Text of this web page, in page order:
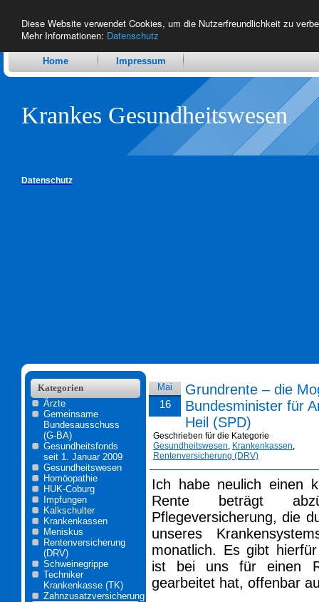
Diese Website verwendet Cookies, um die Nutzerfreundlichkeit zu
Mehr Informationen: Datenschutz
Home Impressum
Krankes Gesundheitswesen
Datenschutz
Kategorien
Ärzte
Gemeinsame
Bundesausschuss
(G-BA)
Gesundheitsfonds
seit 1. Januar 2009
Gesundheitswesen
Homöopathie
HUK-Coburg
Impfungen
Kalkschulter
Krankenkassen
Meniskus
Rentenversicherung
(DRV)
Schweinegrippe
Techniker
Krankenkasse (TK)
Zahnzusatzversicherung
Mai
16
Grundrente – die
Bundesminister für
Heil (SPD)
Geschrieben für die Kategorie
Gesundheitswesen, Krankenkassen,
Rentenversicherung (DRV)
Ich habe neulich einen
Rente beträgt
Pflegeversicherung, die
unseres
monatlich. Es gibt
ist bei uns für einen
gearbeitet hat, offenbar